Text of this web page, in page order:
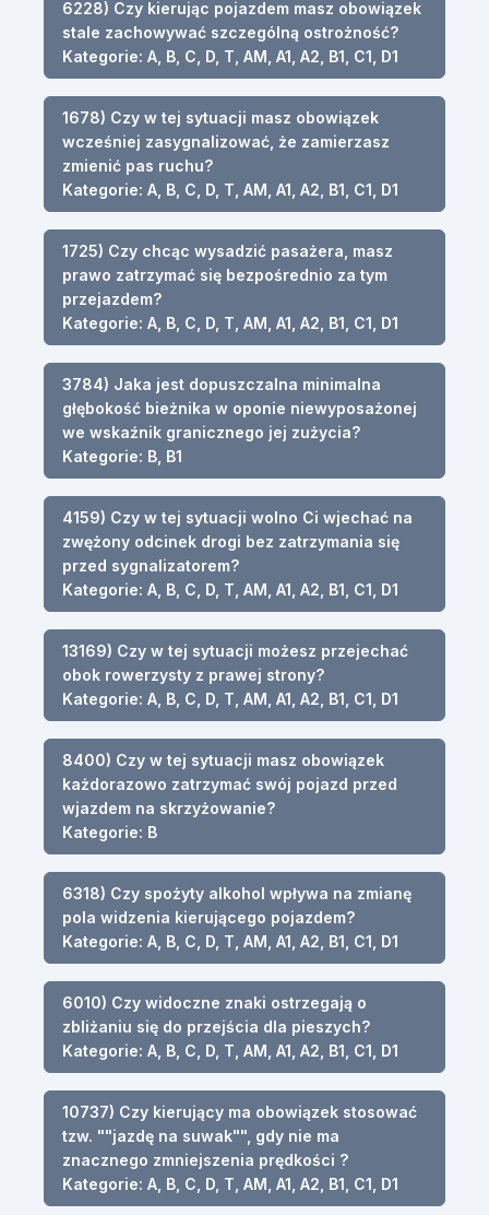
6228) Czy kierując pojazdem masz obowiązek
stale zachowywać szczególną ostrożność?
Kategorie: A, B, C, D, T, AM, A1, A2, B1, C1, D1
1678) Czy w tej sytuacji masz obowiązek
wcześniej zasygnalizować, że zamierzasz
zmienić pas ruchu?
Kategorie: A, B, C, D, T, AM, A1, A2, B1, C1, D1
1725) Czy chcąc wysadzić pasażera, masz
prawo zatrzymać się bezpośrednio za tym
przejazdem?
Kategorie: A, B, C, D, T, AM, A1, A2, B1, C1, D1
3784) Jaka jest dopuszczalna minimalna
głębokość bieżnika w oponie niewyposażonej
we wskaźnik granicznego jej zużycia?
Kategorie: B, B1
4159) Czy w tej sytuacji wolno Ci wjechać na
zwężony odcinek drogi bez zatrzymania się
przed sygnalizatorem?
Kategorie: A, B, C, D, T, AM, A1, A2, B1, C1, D1
13169) Czy w tej sytuacji możesz przejechać
obok rowerzysty z prawej strony?
Kategorie: A, B, C, D, T, AM, A1, A2, B1, C1, D1
8400) Czy w tej sytuacji masz obowiązek
każdorazowo zatrzymać swój pojazd przed
wjazdem na skrzyżowanie?
Kategorie: B
6318) Czy spożyty alkohol wpływa na zmianę
pola widzenia kierującego pojazdem?
Kategorie: A, B, C, D, T, AM, A1, A2, B1, C1, D1
6010) Czy widoczne znaki ostrzegają o
zbliżaniu się do przejścia dla pieszych?
Kategorie: A, B, C, D, T, AM, A1, A2, B1, C1, D1
10737) Czy kierujący ma obowiązek stosować
tzw. ""jazdę na suwak"", gdy nie ma
znacznego zmniejszenia prędkości ?
Kategorie: A, B, C, D, T, AM, A1, A2, B1, C1, D1